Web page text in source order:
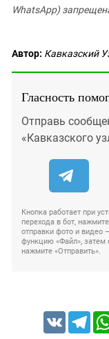
WhatsApp)
Автор: Кавказский
Гласность
Отправь
«Кавказского
Кнопка работает при
перехода в бот,
отправки фото и видео
функцию «Файл», затем
нажмите «Отправить».
VK